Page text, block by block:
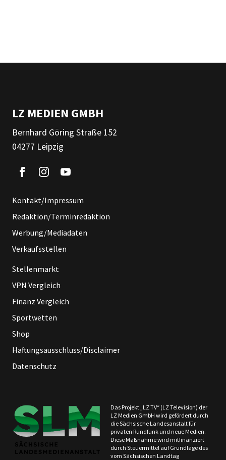
LZ MEDIEN GMBH
Bernhard Göring Straße 152
04277 Leipzig
Kontakt/Impressum
Redaktion/Terminredaktion
Werbung/Mediadaten
Verkaufsstellen
Stellenmarkt
VPN Vergleich
Finanz Vergleich
Sportwetten
Shop
Haftungsausschluss/Disclaimer
Datenschutz
Das Projekt „LZ TV“ (LZ Television) der
LZ Medien GmbH wird gefördert durch
die Sächsische Landesanstalt für
privaten Rundfunk und neue Medien.
Diese Maßnahme wird mitfinanziert
durch Steuermittel auf Grundlage des
vom Sächsischen Landtag